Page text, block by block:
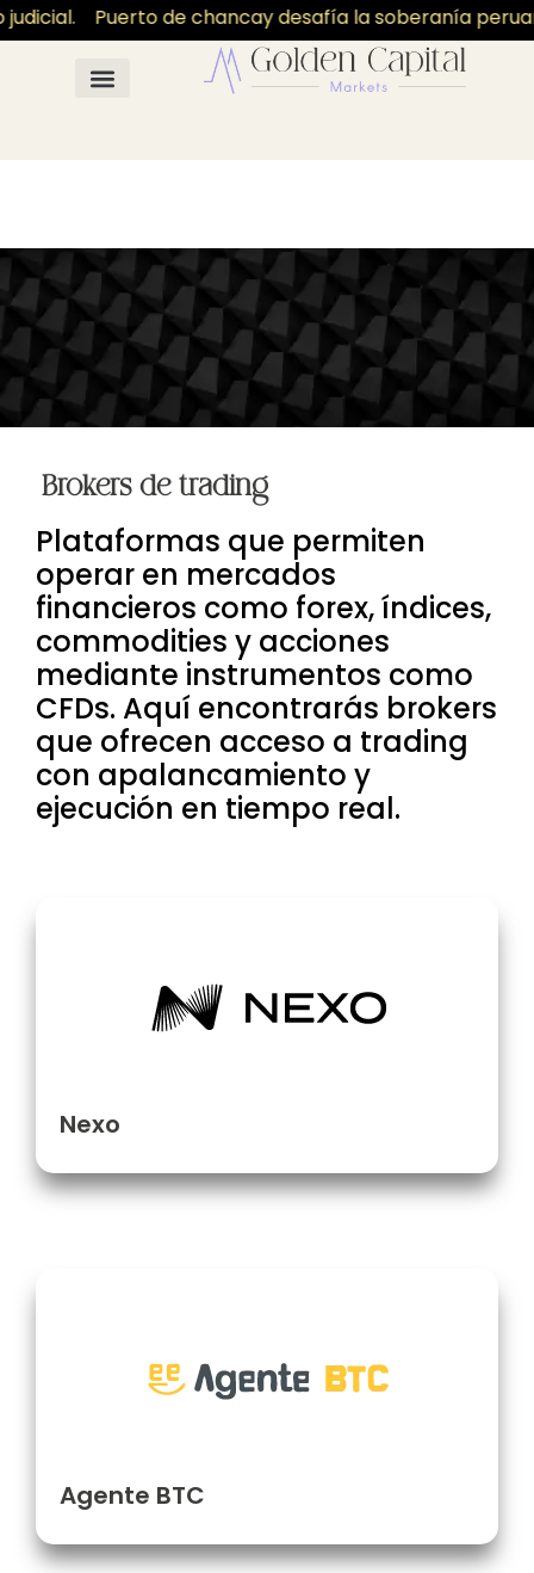
Puerto de chancay desafía la soberanía
Brokers de trading
Plataformas que permiten
operar en mercados
financieros como forex, índices,
commodities y acciones
mediante instrumentos como
CFDs. Aquí encontrarás brokers
que ofrecen acceso a trading
con apalancamiento y
ejecución en tiempo real.
Nexo
Agente BTC